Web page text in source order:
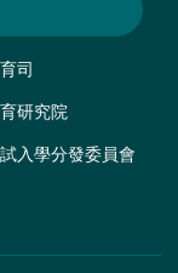
司
研究院
入學分發委員會